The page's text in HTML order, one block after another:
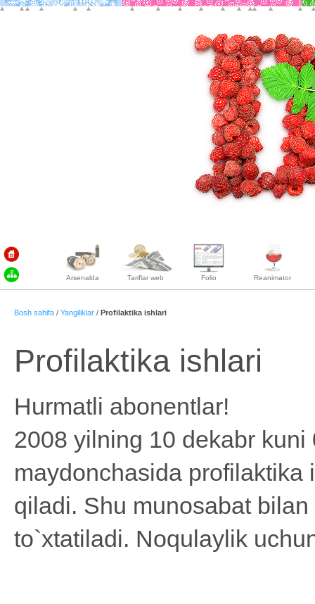
Arsenalda Tariflar web Folio Reanimator
Bosh sahifa / Yangiliklar / Profilaktika ishlari
Profilaktika ishlari
Hurmatli abonentlar!
2008 yilning 10 dekabr
maydonchasida
qiladi. Shu munosabat
to`xtatiladi. Noqulaylik